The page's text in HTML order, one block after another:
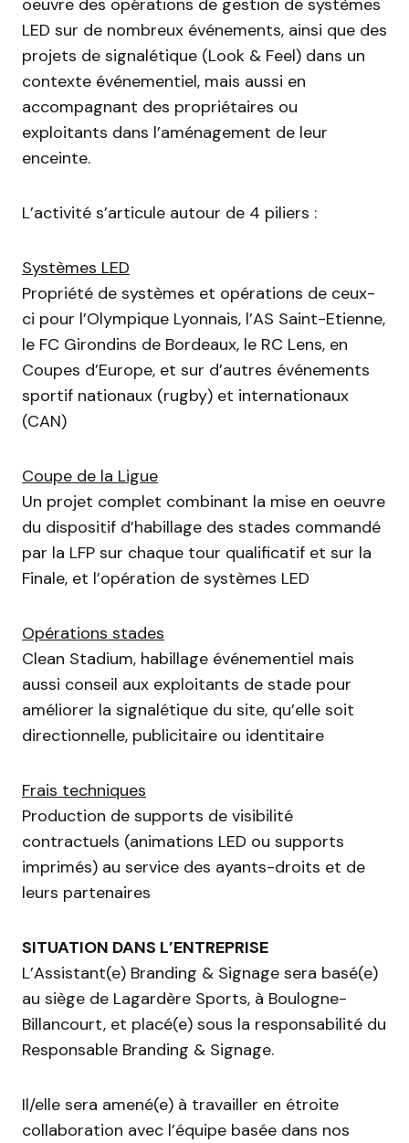
LED sur de nombreux événements, ainsi que des
projets de signalétique (Look & Feel) dans un
contexte événementiel, mais aussi en
accompagnant des propriétaires ou
exploitants dans l’aménagement de leur
enceinte.
L’activité s’articule autour de 4 piliers :
Systèmes LED
Propriété de systèmes et opérations de ceux-
ci pour l’Olympique Lyonnais, l’AS Saint-Etienne,
le FC Girondins de Bordeaux, le RC Lens, en
Coupes d’Europe, et sur d’autres événements
sportif nationaux (rugby) et internationaux
(CAN)
Coupe de la Ligue
Un projet complet combinant la mise en oeuvre
du dispositif d’habillage des stades commandé
par la LFP sur chaque tour qualificatif et sur la
Finale, et l’opération de systèmes LED
Opérations stades
Clean Stadium, habillage événementiel mais
aussi conseil aux exploitants de stade pour
améliorer la signalétique du site, qu’elle soit
directionnelle, publicitaire ou identitaire
Frais techniques
Production de supports de visibilité
contractuels (animations LED ou supports
imprimés) au service des ayants-droits et de
leurs partenaires
SITUATION DANS L’ENTREPRISE
L’Assistant(e) Branding & Signage sera basé(e)
au siège de Lagardère Sports, à Boulogne-
Billancourt, et placé(e) sous la responsabilité du
Responsable Branding & Signage.
Il/elle sera amené(e) à travailler en étroite
collaboration avec l’équipe basée dans nos